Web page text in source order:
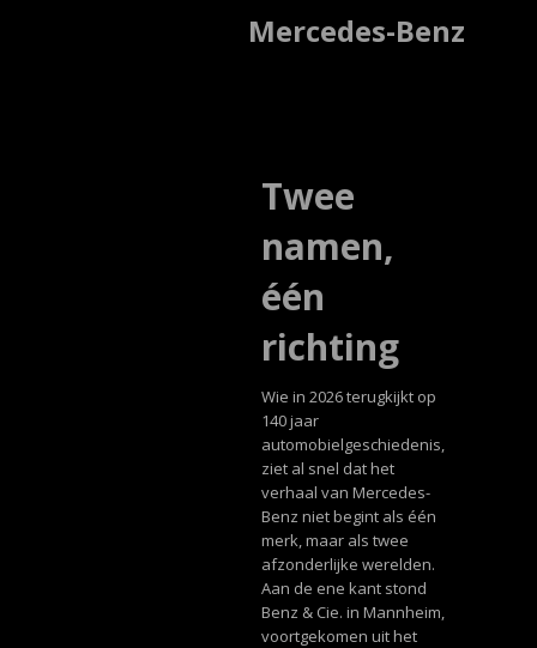
Mercedes-Benz
Twee
namen,
één
richting
Wie in 2026 terugkijkt op
140 jaar
automobielgeschiedenis,
ziet al snel dat het
verhaal van Mercedes-
Benz niet begint als één
merk, maar als twee
afzonderlijke werelden.
Aan de ene kant stond
Benz & Cie. in Mannheim,
voortgekomen uit het